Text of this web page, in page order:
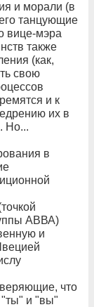
и морали (в
танцующие
вице-мэра
также
(как,
свою
и к
их в
Но...
в
АВВА)
и
что
"ты" и "вы"